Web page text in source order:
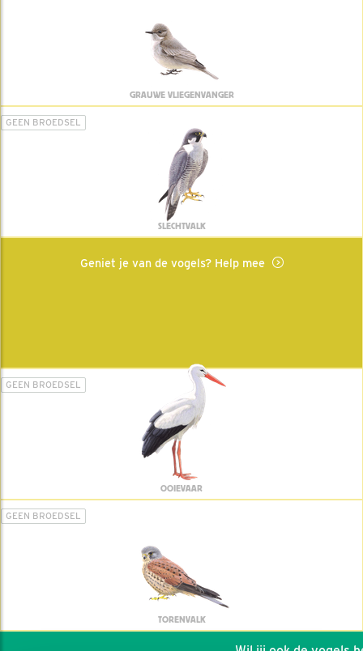
GRAUWE VLIEGENVANGER
GEEN BROEDSEL
SLECHTVALK
Geniet je van de vogels? Help mee
GEEN BROEDSEL
OOIEVAAR
GEEN BROEDSEL
TORENVALK